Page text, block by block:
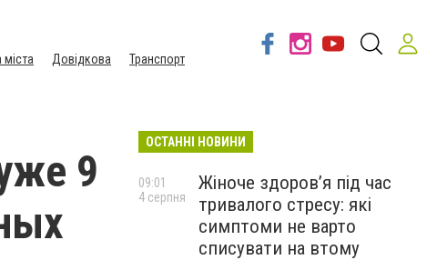
міста Довідкова Транспорт
9
ОСТАННІ НОВИНИ
Жіноче здоров’я під час
тривалого стресу: які
симптоми не варто
списувати на втому
09:01
4 серпня